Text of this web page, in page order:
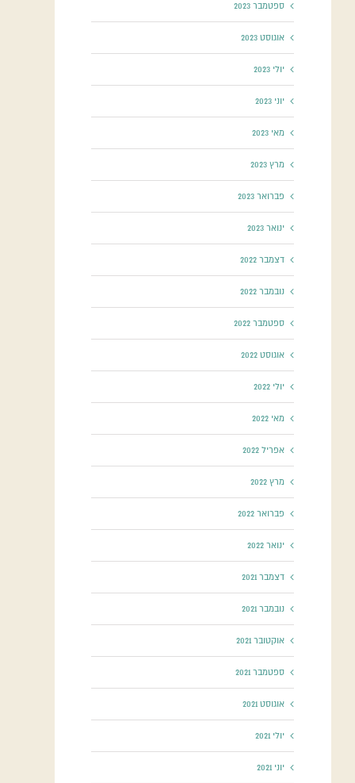
ספטמבר 2023
אוגוסט 2023
יולי 2023
יוני 2023
מאי 2023
מרץ 2023
פברואר 2023
ינואר 2023
דצמבר 2022
נובמבר 2022
ספטמבר 2022
אוגוסט 2022
יולי 2022
מאי 2022
אפריל 2022
מרץ 2022
פברואר 2022
ינואר 2022
דצמבר 2021
נובמבר 2021
אוקטובר 2021
ספטמבר 2021
אוגוסט 2021
יולי 2021
יוני 2021